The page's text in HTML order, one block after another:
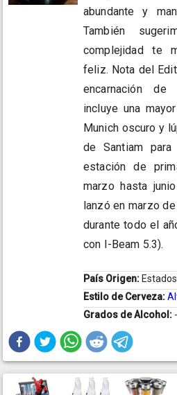
abundante y
También
complejidad te
feliz. Nota del
encarnación
incluye una
Munich oscuro y
de Santiam
estación de
marzo hasta
lanzó en marzo
durante todo el
con I-Beam 5.3).
País Origen:
Estilo de Cerveza:
Grados de Alcohol: -